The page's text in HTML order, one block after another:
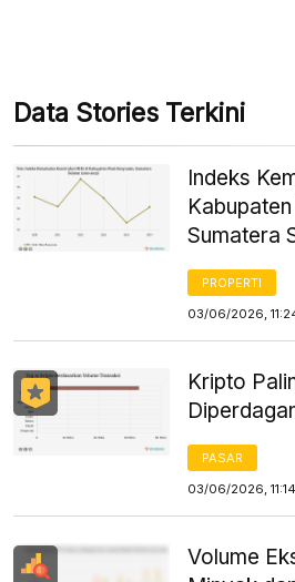
Data Stories Terkini
Indeks
Sumatera
PROPERTI
03/06/2026,
Kripto
PASAR
03/06/2026,
Volume